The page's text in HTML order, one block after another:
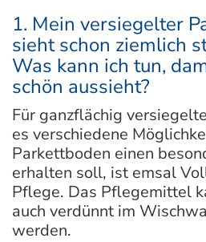
1. Mein versiegelter
sieht schon ziemlich
Was kann ich tun,
schön aussieht?
Für ganzflächig
es verschiedene
Parkettboden einen
erhalten soll, ist emsal
Pflege. Das Pflegemittel
auch verdünnt im
werden.